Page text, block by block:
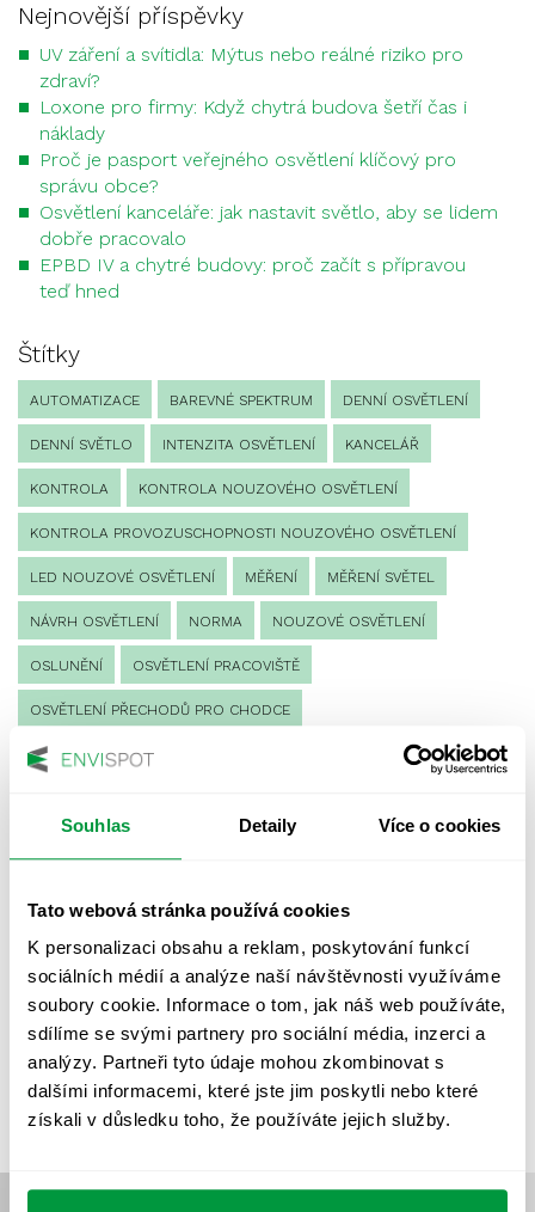
Souhlas Detaily Více o cookies
Tato webová stránka používá cookies
K personalizaci obsahu a reklam, poskytování funkcí
sociálních médií a analýze naší návštěvnosti využíváme
soubory cookie. Informace o tom, jak náš web používáte,
sdílíme se svými partnery pro sociální média, inzerci a
analýzy. Partneři tyto údaje mohou zkombinovat s
dalšími informacemi, které jste jim poskytli nebo které
získali v důsledku toho, že používáte jejich služby.
Nejnovější příspěvky
UV záření a svítidla: Mýtus nebo reálné riziko pro
zdraví?
Loxone pro firmy: Když chytrá budova šetří čas i
náklady
Proč je pasport veřejného osvětlení klíčový pro
správu obce?
Osvětlení kanceláře: jak nastavit světlo, aby se lidem
dobře pracovalo
EPBD IV a chytré budovy: proč začít s přípravou
teď hned
Štítky
AUTOMATIZACE BAREVNÉ SPEKTRUM DENNÍ OSVĚTLENÍ
DENNÍ SVĚTLO INTENZITA OSVĚTLENÍ KANCELÁŘ
KONTROLA KONTROLA NOUZOVÉHO OSVĚTLENÍ
KONTROLA PROVOZUSCHOPNOSTI NOUZOVÉHO OSVĚTLENÍ
LED NOUZOVÉ OSVĚTLENÍ MĚŘENÍ MĚŘENÍ SVĚTEL
NÁVRH OSVĚTLENÍ NORMA NOUZOVÉ OSVĚTLENÍ
OSLUNĚNÍ OSVĚTLENÍ PRACOVIŠTĚ
OSVĚTLENÍ PŘECHODŮ PRO CHODCE
OSVĚTLENÍ SPORTOVIŠŤ
VÝPOČET OSVĚTLENÍ VÝPOČET ZASTÍNĚNÍ
VÝPOČTY A NÁVRHY
ZKOUŠKY NOUZOVÉHO OSVĚTLENÍ